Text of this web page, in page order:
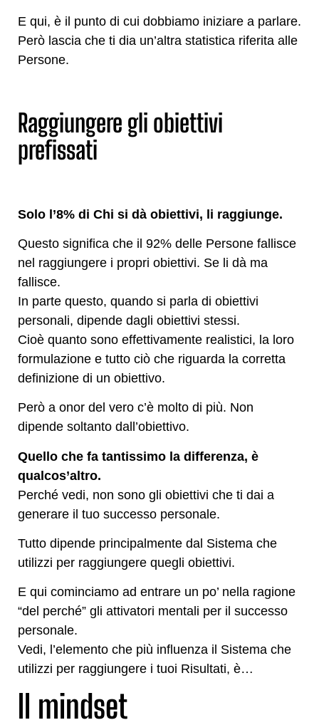
E qui, è il punto di cui dobbiamo iniziare a parlare.
Però lascia che ti dia un’altra statistica riferita alle
Persone.
Raggiungere gli obiettivi
prefissati
Solo l’8% di Chi si dà obiettivi, li raggiunge.
Questo significa che il 92% delle Persone fallisce
nel raggiungere i propri obiettivi. Se li dà ma
fallisce.
In parte questo, quando si parla di obiettivi
personali, dipende dagli obiettivi stessi.
Cioè quanto sono effettivamente realistici, la loro
formulazione e tutto ciò che riguarda la corretta
definizione di un obiettivo.
Però a onor del vero c’è molto di più. Non
dipende soltanto dall’obiettivo.
Quello che fa tantissimo la differenza, è
qualcos’altro.
Perché vedi, non sono gli obiettivi che ti dai a
generare il tuo successo personale.
Tutto dipende principalmente dal Sistema che
utilizzi per raggiungere quegli obiettivi.
E qui cominciamo ad entrare un po’ nella ragione
“del perché” gli attivatori mentali per il successo
personale.
Vedi, l’elemento che più influenza il Sistema che
utilizzi per raggiungere i tuoi Risultati, è…
Il mindset